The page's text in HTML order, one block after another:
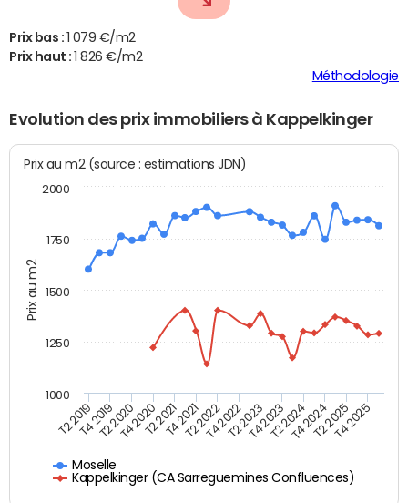
Prix bas :
1 079 €/m2
Prix haut :
1 826 €/m2
Méthodologie
Evolution des prix immobiliers à Kappelkinger
Prix au m2
Prix au m2 (source : estimations JDN)
Moselle
Kappelkinger (CA Sarreguemines Confluences)
T2 2019T4 2019T2 2020T4 2020T2 2021T4 2021T2 2022T4 2022T2 2023T4 2023T2 2024T4 2024T2 2025T4 2025
1000
1250
1500
1750
2000